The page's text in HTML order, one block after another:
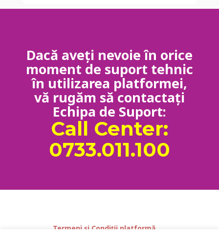
Dacă aveți nevoie în orice
moment de suport tehnic
în utilizarea platformei,
vă rugăm să contactați
Echipa de Suport:
Call Center:
0733.011.100
Termeni și Condiții platformă